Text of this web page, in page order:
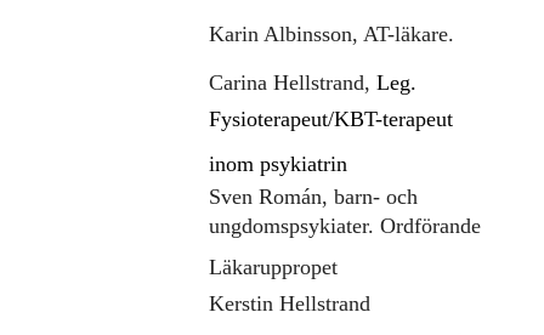
Karin Albinsson, AT-läkare.
Carina Hellstrand, Leg.
Fysioterapeut/KBT-terapeut
inom psykiatrin
Sven Román, barn- och
ungdomspsykiater. Ordförande
Läkaruppropet
Kerstin Hellstrand